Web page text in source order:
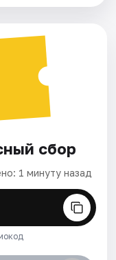
сбор
1 минуту назад